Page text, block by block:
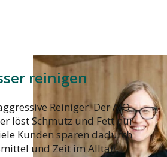
reinigen
Reiniger. Der AIO
löst Schmutz und Fett nur
Kunden sparen dadurch
und Zeit im Alltag.